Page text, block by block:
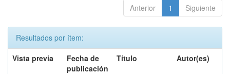
Anterior 1 Siguiente
Resultados por ítem:
Vista previa
Fecha de
publicación
Título Autor(es)